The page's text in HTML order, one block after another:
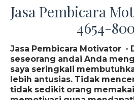
Jasa Pembicara
4654-
Jasa Pembicara Motivator -
seseorang andai Anda
saya seringkali
lebih antusias. Tidak
tidak sedikit orang